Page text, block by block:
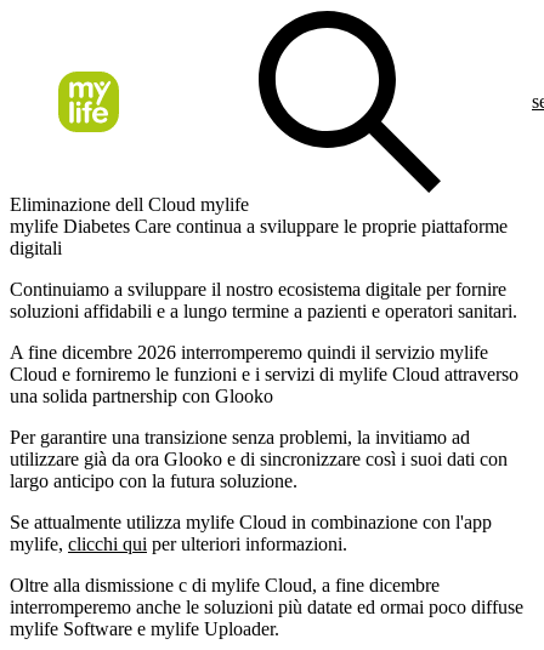
Eliminazione dell Cloud mylife
mylife Diabetes Care continua a sviluppare le proprie piattaforme
digitali
Continuiamo a sviluppare il nostro ecosistema digitale per fornire
soluzioni affidabili e a lungo termine a pazienti e operatori sanitari.
A fine dicembre 2026 interromperemo quindi il servizio mylife
Cloud e forniremo le funzioni e i servizi di mylife Cloud attraverso
una solida partnership con Glooko
Per garantire una transizione senza problemi, la invitiamo ad
utilizzare già da ora Glooko e di sincronizzare così i suoi dati con
largo anticipo con la futura soluzione.
Se attualmente utilizza mylife Cloud in combinazione con l'app
mylife, clicchi qui per ulteriori informazioni.
Oltre alla dismissione c di mylife Cloud, a fine dicembre
interromperemo anche le soluzioni più datate ed ormai poco diffuse
mylife Software e mylife Uploader.